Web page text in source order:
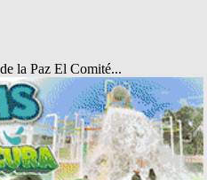
la Paz El Comité...